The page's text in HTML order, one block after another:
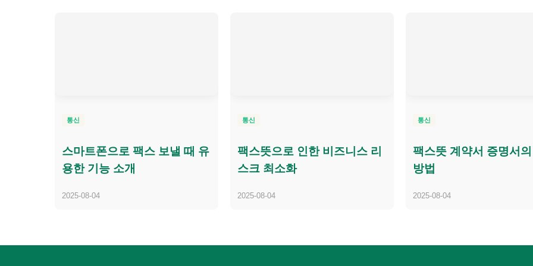
통신
스마트폰으로 팩스 보낼 때 유
용한 기능 소개
2025-08-04
통신
팩스뜻으로 인한 비즈니스 리
스크 최소화
2025-08-04
통신
팩스뜻 계약서 증명서
방법
2025-08-04